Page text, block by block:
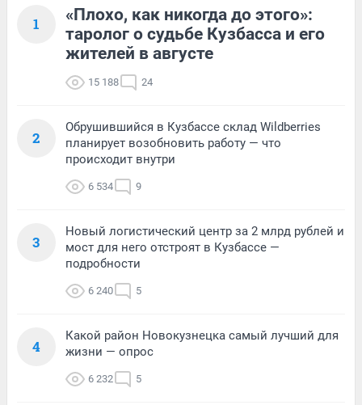
1
«Плохо, как никогда до этого»:
таролог о судьбе Кузбасса и его
жителей в августе
15 188 24
2
Обрушившийся в Кузбассе склад Wildberries
планирует возобновить работу — что
происходит внутри
6 534 9
3
Новый логистический центр за 2 млрд рублей и
мост для него отстроят в Кузбассе —
подробности
6 240 5
4
Какой район Новокузнецка самый лучший для
жизни — опрос
6 232 5